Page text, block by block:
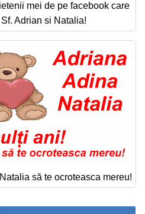
mei de pe facebook care
Adrian si Natalia!
să te ocroteasca mereu!